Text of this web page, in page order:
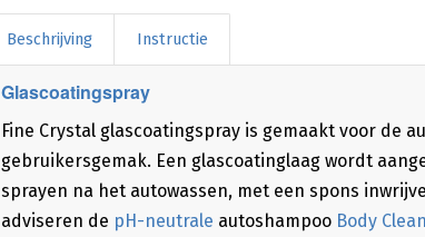
Beschrijving Instructie
Glascoatingspray
Fine Crystal glascoatingspray is gemaakt voor de
gebruikersgemak. Een glascoatinglaag wordt
sprayen na het autowassen, met een spons
adviseren de pH-neutrale autoshampoo Body Clean